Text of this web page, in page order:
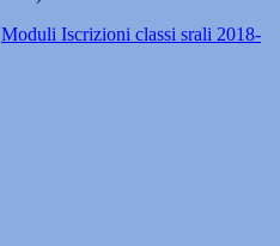
Moduli Iscrizioni classi srali 2018-